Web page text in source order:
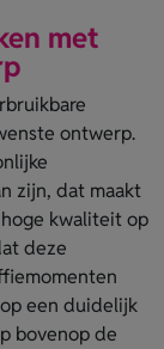
met
ontwerp.
zijn, dat maakt
kwaliteit op
deze
een duidelijk
bovenop de